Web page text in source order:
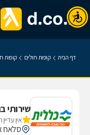
דף הבית קופות חולים קופות
שירותי
אין
סלאח